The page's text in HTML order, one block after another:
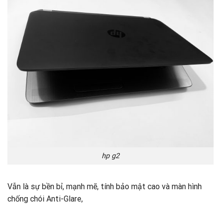
hp g2
Vẫn là sự bền bỉ, mạnh mẽ, tính bảo mật cao và màn hình
chống chói Anti-Glare,